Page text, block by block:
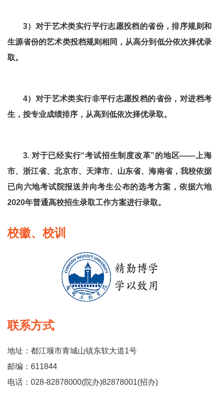
3）对于艺术类实行平行志愿投档的省份，排序规则和
生源省份的艺术类投档规则相同，从高分到低分依次择优录
取。
4）对于艺术类实行非平行志愿投档的省份，对进档考
生，按专业成绩排序，从高到低依次择优录取。
3. 对于已经实行“考试招生制度改革”的地区——上海
市、浙江省、北京市、天津市、山东省、海南省，我校依据
已向六地考试院报送并向考生公布的选考方案，依据六地
2020年普通高校招生录取工作方案进行录取。
校徽、校训
联系方式
地址：都江堰市青城山镇东软大道1号
邮编：611844
电话：028-82878000(院办)82878001(招办)